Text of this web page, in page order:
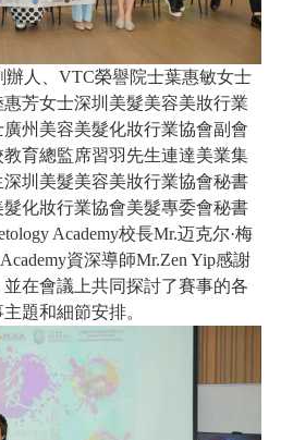
人、VTC榮譽院士葉惠敏女士
芳女士深圳美髮美容美妝行業
州美容美髮化妝行業協會副會
育總監席習羽先生連達美業集
圳美髮美容美妝行業協會秘書
化妝行業協會美髮專委會秘書
Academy校長Mr.迈克尔·梅
資深導師Mr.Zen Yip感謝
在會議上共同探討了賽事的各
題和細節安排。